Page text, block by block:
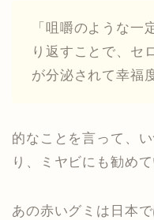
「咀嚼のような一
り返すことで、セ
が分泌されて幸福
的なことを言って、
り、ミヤビにも勧め
あの赤いグミは日本